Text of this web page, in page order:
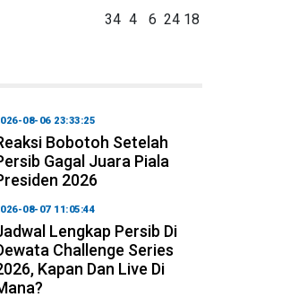
34 4 6 24 18
08-06 23:33:25
Bobotoh Setelah
Gagal Juara Piala
2026
08-07 11:05:44
Lengkap Persib Di
Challenge Series
Kapan Dan Live Di